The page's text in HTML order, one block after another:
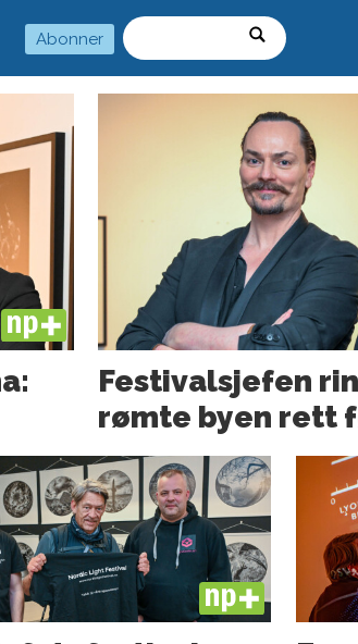
Abonner
Søk
PLUS
Festivalsjefen
rømte byen rett
PLUS